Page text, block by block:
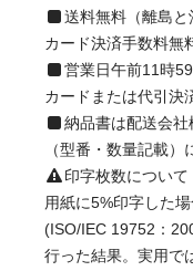
送料無料（離島
カード決済手数料無
営業日午前11時
カードまたは代引決
納品書は配送会
（型番・数量記載）
印字枚数につい
用紙に5%印字した
(ISO/IEC 19752：
行った結果。実用で